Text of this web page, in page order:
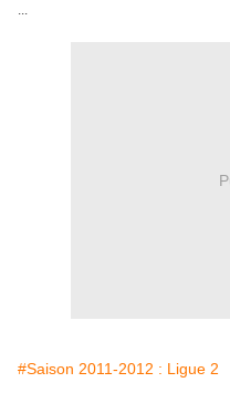
...
#Saison 2011-2012 : Ligue 2